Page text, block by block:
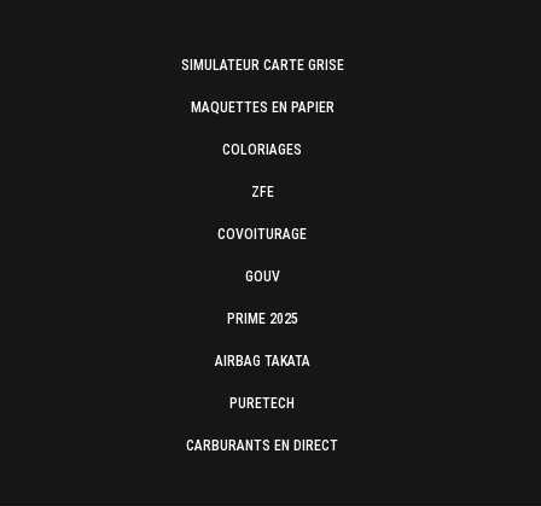
SIMULATEUR CARTE GRISE
MAQUETTES EN PAPIER
COLORIAGES
ZFE
COVOITURAGE
GOUV
PRIME 2025
AIRBAG TAKATA
PURETECH
CARBURANTS EN DIRECT